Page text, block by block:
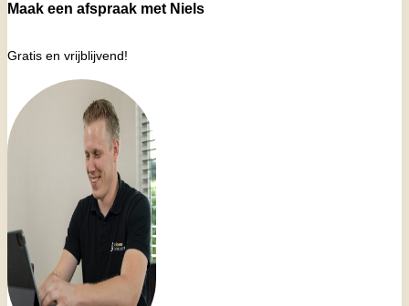
Maak een afspraak met Niels
Gratis en vrijblijvend!